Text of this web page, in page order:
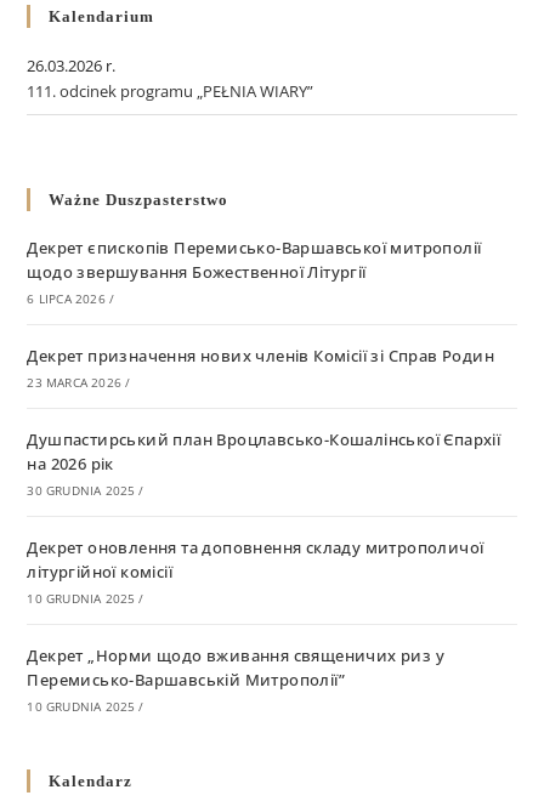
Kalendarium
26.03.2026 r.
111. odcinek programu „PEŁNIA WIARY”
Ważne Duszpasterstwo
Декрет єпископів Перемисько-Варшавської митрополії
щодо звершування Божественної Літургії
6 LIPCA 2026 /
Декрет призначення нових членів Комісії зі Справ Родин
23 MARCA 2026 /
Душпастирський план Вроцлавсько-Кошалінської Єпархії
на 2026 рік
30 GRUDNIA 2025 /
Декрет оновлення та доповнення складу митрополичої
літургійної комісії
10 GRUDNIA 2025 /
Декрет „Норми щодо вживання священичих риз у
Перемисько-Варшавській Митрополії”
10 GRUDNIA 2025 /
григоріанським календарем
Kalendarz